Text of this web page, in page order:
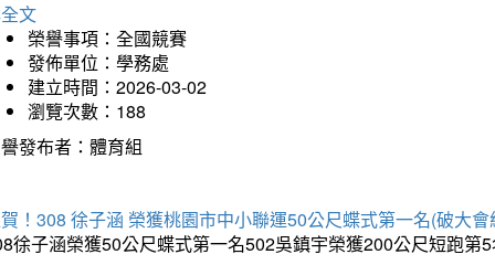
文
榮譽事項：全國競賽
發佈單位：學務處
建立時間：2026-03-02
瀏覽次數：188
發布者：體育組
！308 徐子涵 榮獲桃園市中小聯運50公尺蝶式第一名(破大會
徐子涵榮獲50公尺蝶式第一名502吳鎮宇榮獲200公尺短跑